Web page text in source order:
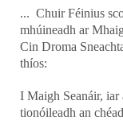
... Chuir Féinius
mhúineadh ar
Cin Droma
thíos:
I Maigh Seanáir, iar
tionóileadh an